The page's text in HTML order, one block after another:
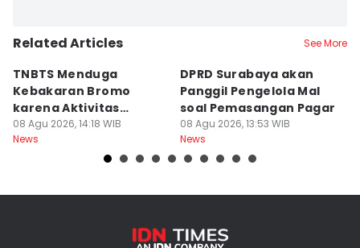
Related Articles See More
TNBTS Menduga
Kebakaran Bromo
karena Aktivitas
Manusia
08 Agu 2026, 14:18 WIB
News
DPRD Surabaya akan
Panggil Pengelola Mal
soal Pemasangan Pagar
08 Agu 2026, 13:53 WIB
News